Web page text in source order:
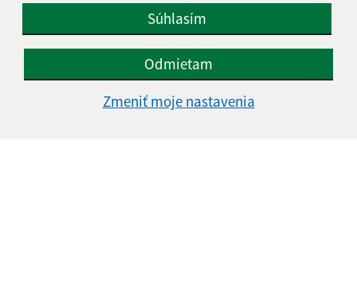
Súhlasím
Odmietam
Zmeniť moje nastavenia